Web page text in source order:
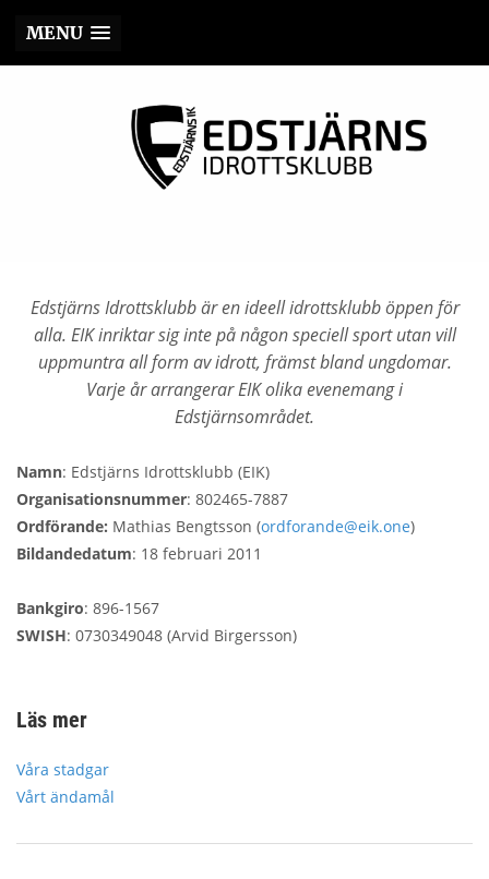
MENU
Edstjärns Idrottsklubb är en ideell idrottsklubb öppen för
alla. EIK inriktar sig inte på någon speciell sport utan vill
uppmuntra all form av idrott, främst bland ungdomar.
Varje år arrangerar EIK olika evenemang i
Edstjärnsområdet.
Namn: Edstjärns Idrottsklubb (EIK)
Organisationsnummer: 802465-7887
Ordförande: Mathias Bengtsson (ordforande@eik.one)
Bildandedatum: 18 februari 2011
Bankgiro: 896-1567
SWISH: 0730349048 (Arvid Birgersson)
Läs mer
Våra stadgar
Vårt ändamål